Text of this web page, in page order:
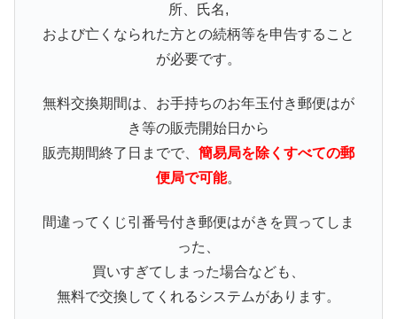
所、氏名,
および亡くなられた方との続柄等を申告すること
が必要です。
無料交換期間は、お手持ちのお年玉付き郵便はが
き等の販売開始日から
販売期間終了日までで、 簡易局を除くすべての郵
便局で可能。
間違ってくじ引番号付き郵便はがきを買ってしま
った、
買いすぎてしまった場合なども、
無料で交換してくれるシステムがあります。